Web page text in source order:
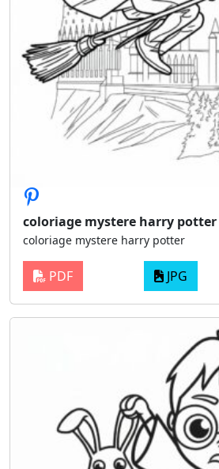
coloriage mystere harry potter
coloriage mystere harry potter
PDF JPG